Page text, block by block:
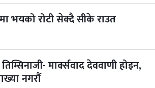
भयको रोटी सेक्दै सीके राउत
मार्क्सवाद देववाणी होइन,
नगरौं